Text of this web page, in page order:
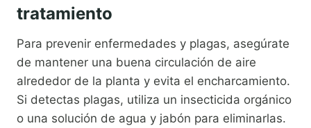
tratamiento
Para prevenir enfermedades y plagas, asegúrate
de mantener una buena circulación de aire
alrededor de la planta y evita el encharcamiento.
Si detectas plagas, utiliza un insecticida orgánico
o una solución de agua y jabón para eliminarlas.